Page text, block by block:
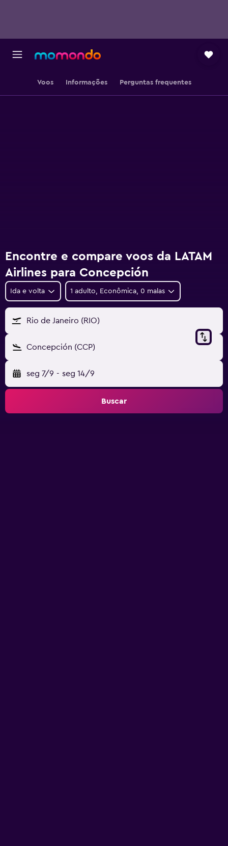
Voos Informações Perguntas frequentes
Encontre e compare voos da LATAM
Airlines para Concepción
Ida e volta 1 adulto, Econômica, 0 malas
Rio de Janeiro (RIO)
Concepción (CCP)
seg 7/9 - seg 14/9
Buscar